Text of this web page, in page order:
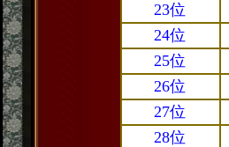
23位
24位
25位
26位
27位
28位